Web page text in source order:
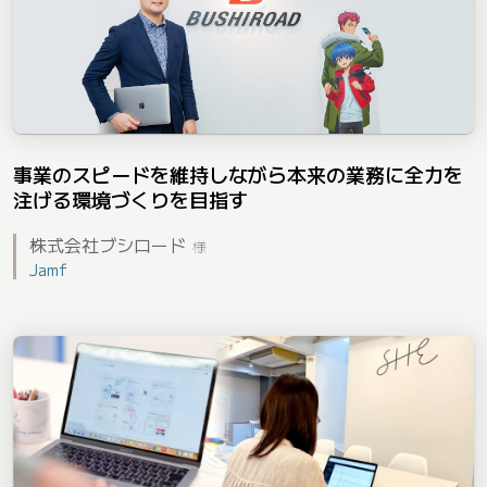
事業のスピードを維持しながら本来の業務に全力を
注げる環境づくりを目指す
株式会社ブシロード 様
Jamf